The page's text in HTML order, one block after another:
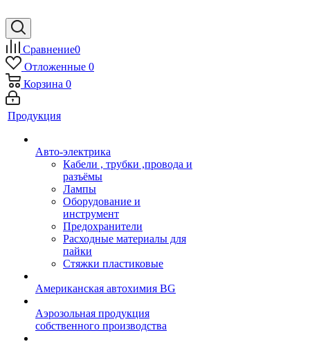
Сравнение0
Отложенные 0
Корзина 0
Продукция
Авто-электрика
Кабели , трубки ,провода и
разъёмы
Лампы
Оборудование и
инструмент
Предохранители
Расходные материалы для
пайки
Стяжки пластиковые
Американская автохимия BG
Аэрозольная продукция
собственного производства